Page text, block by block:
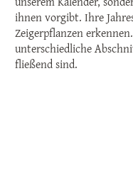
ihnen vorgibt. Ihre
Zeigerpflanzen
unterschiedliche
fließend sind.